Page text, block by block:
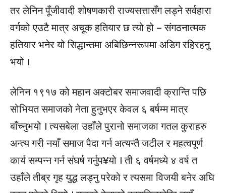
तर लेनिन पूँजीवादी शोषणकारी राज्यसत्तासँग लड्ने सर्वहारा
वर्गको एउटै मात्र अचूक हतियार छ त्यो हो – संगठनात्मक
हतियार भनेर यो सिद्धान्तमा अबिछिन्नरूपमा अडिग रहिरहनु
भयो ।
लेनिन १९१७ को महान अक्टोबर समाजवादी क्रान्ति पछि
सोभियत समाजको नेता हुनुभएर केवल ६ बर्षम्म मात्र
बाँच्नुभयो । त्यसबेला उहाँले पुरानो समाजका गतल कुराहरु
अन्त्य गरी नयाँ समाज पैदा गर्न अत्यन्तै जटील र महत्वपूर्ण
कार्य सम्पन्न गर्न संघर्ष गर्नुप¥यो । ती ६ वर्षमध्ये ४ वर्ष त
उहाँले तीब्र गृह युद्ध लड्नु परेको र त्यसमा विजयी बनेर अघि